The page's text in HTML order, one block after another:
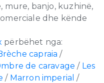
mure, banjo, kuzhinë,
dhe kënde
përbëhet nga:
capraia /
de caravage / Les
/ Marron imperial /